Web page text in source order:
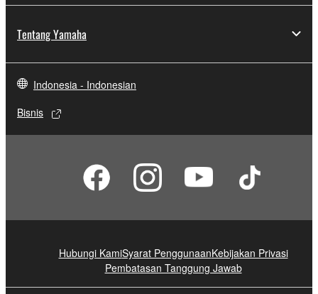
Tentang Yamaha
Indonesia - Indonesian
Bisnis
Hubungi KamiSyarat PenggunaanKebijakan Privasi
Pembatasan Tanggung Jawab